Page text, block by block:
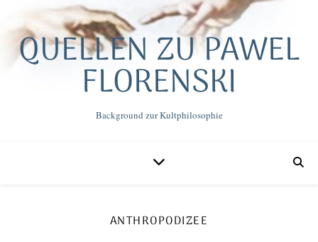
QUELLEN ZU PAWEL
FLORENSKI
Background zur Kultphilosophie
ANTHROPODIZEE